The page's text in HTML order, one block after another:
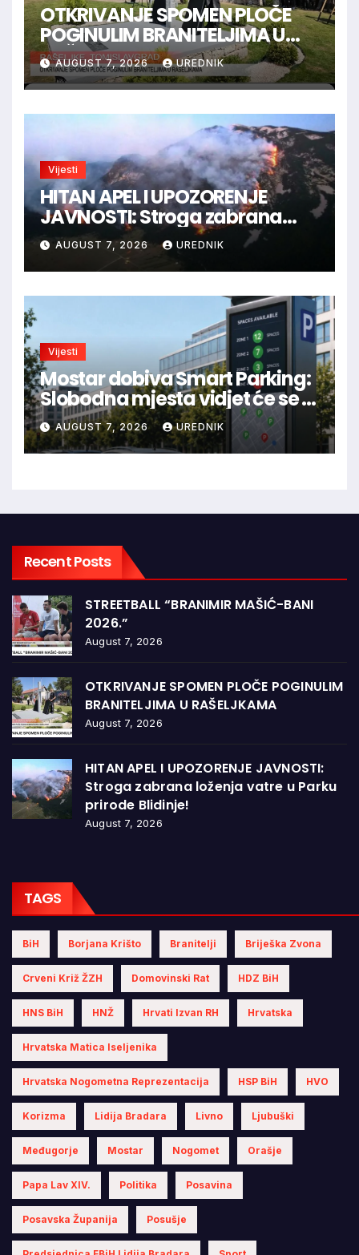
OTKRIVANJE SPOMEN PLOČE
POGINULIM BRANITELJIMA U
RAŠELJKAMA
AUGUST 7, 2026 UREDNIK
Vijesti
HITAN APEL I UPOZORENJE
JAVNOSTI: Stroga zabrana
loženja vatre u Parku prirode
Blidinje!
AUGUST 7, 2026 UREDNIK
Vijesti
Mostar dobiva Smart Parking:
Slobodna mjesta vidjet će se u
aplikaciji
AUGUST 7, 2026 UREDNIK
Recent Posts
STREETBALL “BRANIMIR MAŠIĆ-BANI
2026.”
August 7, 2026
OTKRIVANJE SPOMEN PLOČE POGINULIM
BRANITELJIMA U RAŠELJKAMA
August 7, 2026
HITAN APEL I UPOZORENJE JAVNOSTI:
Stroga zabrana loženja vatre u Parku
prirode Blidinje!
August 7, 2026
TAGS
BiH Borjana Krišto Branitelji Briješka Zvona
Crveni Križ ŽZH Domovinski Rat HDZ BiH
HNS BiH HNŽ Hrvati Izvan RH Hrvatska
Hrvatska Matica Iseljenika
Hrvatska Nogometna Reprezentacija HSP BiH HVO
Korizma Lidija Bradara Livno Ljubuški
Međugorje Mostar Nogomet Orašje
Papa Lav XIV. Politika Posavina
Posavska Županija Posušje